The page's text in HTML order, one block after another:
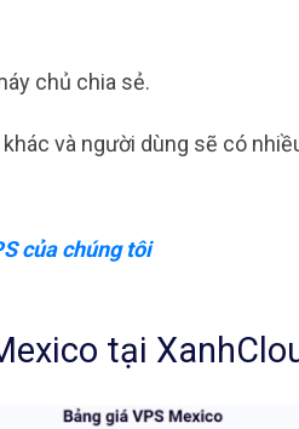
chủ chia sẻ.
và người dùng sẽ có
của chúng tôi
tại